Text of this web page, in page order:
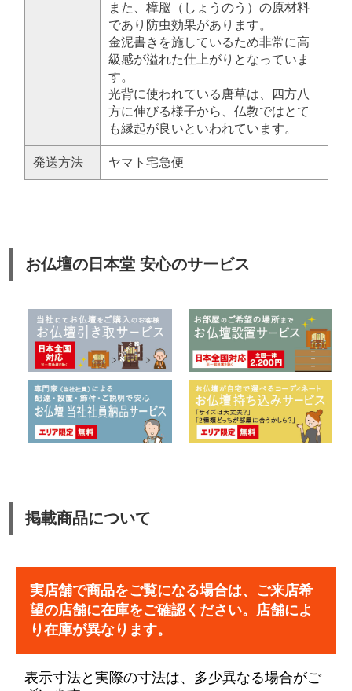
また、樟脳（しょうのう）の原材料
であり防虫効果があります。
金泥書きを施しているため非常に高
級感が溢れた仕上がりとなっていま
す。
光背に使われている唐草は、四方八
方に伸びる様子から、仏教ではとて
も縁起が良いといわれています。
発送方法 ヤマト宅急便
お仏壇の日本堂 安心のサービス
掲載商品について
実店舗で商品をご覧になる場合は、ご来店希
望の店舗に在庫をご確認ください。店舗によ
り在庫が異なります。
表示寸法と実際の寸法は、多少異なる場合がご